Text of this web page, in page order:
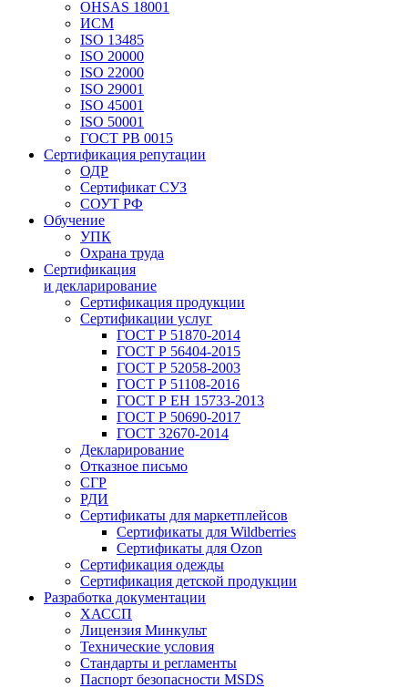
OHSAS 18001
ИСМ
ISO 13485
ISO 20000
ISO 22000
ISO 29001
ISO 45001
ISO 50001
ГОСТ РВ 0015
Сертификация репутации
ОДР
Сертификат СУЗ
СОУТ РФ
Обучение
УПК
Охрана труда
Сертификация
и декларирование
Сертификация продукции
Сертификации услуг
ГОСТ Р 51870-2014
ГОСТ Р 56404-2015
ГОСТ Р 52058-2003
ГОСТ Р 51108-2016
ГОСТ Р ЕН 15733-2013
ГОСТ Р 50690-2017
ГОСТ 32670-2014
Декларирование
Отказное письмо
СГР
РДИ
Сертификаты для маркетплейсов
Сертификаты для Wildberries
Сертификаты для Ozon
Сертификация одежды
Сертификация детской продукции
Разработка документации
ХАССП
Лицензия Минкульт
Технические условия
Стандарты и регламенты
Паспорт безопасности MSDS